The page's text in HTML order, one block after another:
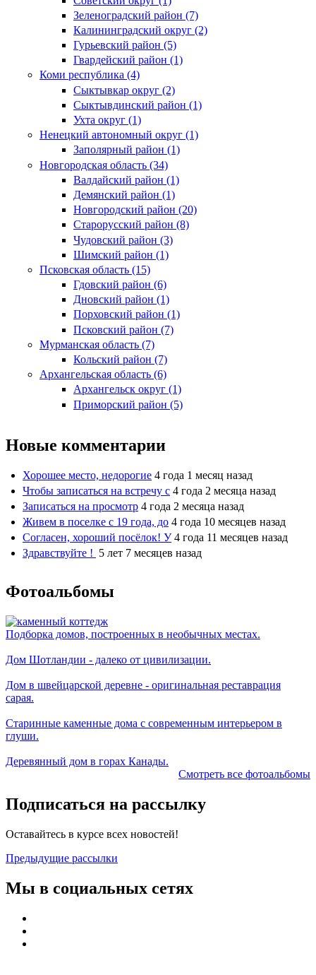
Зеленоградский район (7)
Калининградский округ (2)
Гурьевский район (5)
Гвардейский район (1)
Коми республика (4)
Сыктывкар округ (2)
Сыктывдинский район (1)
Ухта округ (1)
Ненецкий автономный округ (1)
Заполярный район (1)
Новгородская область (34)
Валдайский район (1)
Демянский район (1)
Новгородский район (20)
Старорусский район (8)
Чудовский район (3)
Шимский район (1)
Псковская область (15)
Гдовский район (6)
Дновский район (1)
Порховский район (1)
Псковский район (7)
Мурманская область (7)
Кольский район (7)
Архангельская область (6)
Архангельск округ (1)
Приморский район (5)
Новые комментарии
Хорошее место, недорогие 4 года 1 месяц назад
Чтобы записаться на встречу с 4 года 2 месяца назад
Записаться на просмотр 4 года 2 месяца назад
Живем в поселке с 19 года, до 4 года 10 месяцев назад
Согласен, хороший посёлок! У 4 года 11 месяцев назад
Здравствуйте ! 5 лет 7 месяцев назад
Фотоальбомы
Подборка домов, построенных в необычных местах.
Дом Шотландии - далеко от цивилизации.
Дом в швейцарской деревне - оригинальная реставрация
сарая.
Старинные каменные дома с современным интерьером в
глуши.
Деревянный дом в горах Канады.
Смотреть все фотоальбомы
Подписаться на рассылку
Оставайтесь в курсе всех новостей!
Предыдущие рассылки
Мы в социальных сетях